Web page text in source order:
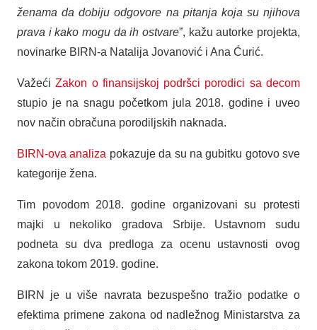
ženama da dobiju odgovore na pitanja koja su njihova
prava i kako mogu da ih ostvare”, kažu autorke projekta,
novinarke BIRN-a Natalija Jovanović i Ana Ćurić.
VažećiZakon o finansijskoj podršci porodici sa decom
stupio je na snagu početkom jula 2018. godine i uveo
nov način obračuna porodiljskih naknada.
BIRN-ova analiza pokazuje da su na gubitku gotovo sve
kategorije žena.
Tim povodom 2018. godine organizovani su protesti
majki u nekoliko gradova Srbije. Ustavnom sudu
podneta su dva predloga za ocenu ustavnosti ovog
zakona tokom 2019. godine.
BIRN je u više navrata bezuspešno tražio podatke o
efektima primene zakona od nadležnog Ministarstva za